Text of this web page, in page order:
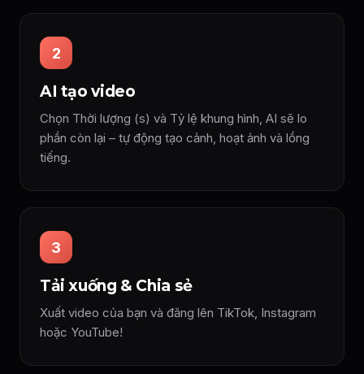
2
AI tạo video
Chọn Thời lượng (s) và Tỷ lệ khung hình, AI sẽ lo
phần còn lại – tự động tạo cảnh, hoạt ảnh và lồng
tiếng.
3
Tải xuống & Chia sẻ
Xuất video của bạn và đăng lên TikTok, Instagram
hoặc YouTube!